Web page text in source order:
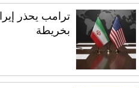
ترامب يحذر
بخريطة